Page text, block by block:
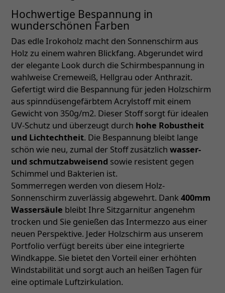
Hochwertige Bespannung in
wunderschönen Farben
Das edle Irokoholz macht den Sonnenschirm aus
Holz zu einem wahren Blickfang. Abgerundet wird
der elegante Look durch die Schirmbespannung in
wahlweise Cremeweiß, Hellgrau oder Anthrazit.
Gefertigt wird die Bespannung für jeden Holzschirm
aus spinndüsengefärbtem Acrylstoff mit einem
Gewicht von 350g/m2. Dieser Stoff sorgt für idealen
UV-Schutz und überzeugt durch hohe Robustheit
und Lichtechtheit. Die Bespannung bleibt lange
schön wie neu, zumal der Stoff zusätzlich wasser-
und schmutzabweisend sowie resistent gegen
Schimmel und Bakterien ist.
Sommerregen werden von diesem Holz-
Sonnenschirm zuverlässig abgewehrt. Dank400mm
Wassersäule bleibt Ihre Sitzgarnitur angenehm
trocken und Sie genießen das Intermezzo aus einer
neuen Perspektive. Jeder Holzschirm aus unserem
Portfolio verfügt bereits über eine integrierte
Windkappe. Sie bietet den Vorteil einer erhöhten
Windstabilität und sorgt auch an heißen Tagen für
eine optimale Luftzirkulation.